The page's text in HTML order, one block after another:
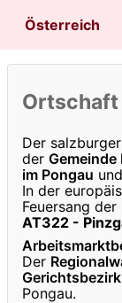
Österreich
Ortschaft
Der
der Gemeinde
im Pongau
In der
Feuersang
AT322 -
Der
Gerichtsbezirk
Pongau.